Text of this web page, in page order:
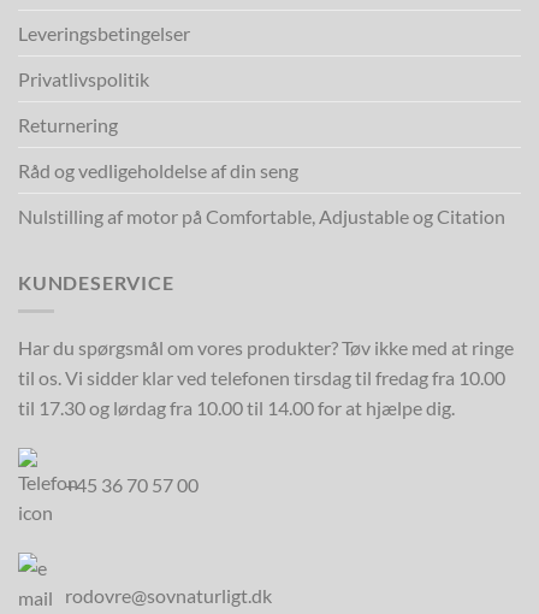
Leveringsbetingelser
Privatlivspolitik
Returnering
Råd og vedligeholdelse af din seng
Nulstilling af motor på Comfortable, Adjustable og Citation
KUNDESERVICE
Har du spørgsmål om vores produkter? Tøv ikke med at ringe
til os. Vi sidder klar ved telefonen tirsdag til fredag fra 10.00
til 17.30 og lørdag fra 10.00 til 14.00 for at hjælpe dig.
+45 36 70 57 00
rodovre@sovnaturligt.dk